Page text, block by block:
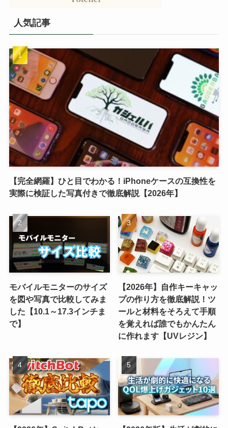
人気記事
【完全網羅】ひと目でわかる！iPhoneケースの互換性を
実際に検証した写真付きで徹底解説【2026年】
モバイルモニターのサイズ
を図や写真で比較してみま
した【10.1～17.3インチま
で】
【2026年】自作キーキャッ
プの作り方を徹底解説！ツ
ールと材料をそろえて手順
を覚えれば誰でもかんたん
に作れます【UVレジン】